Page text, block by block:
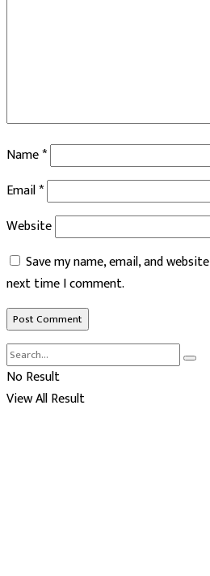
Name*
Email*
Website
Save my name, email, and
next time I comment.
No Result
View All Result